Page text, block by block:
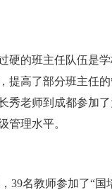
的班主任队伍是学
高了部分班主任的
秀老师到成都参加
管理水平。
名教师参加了“国